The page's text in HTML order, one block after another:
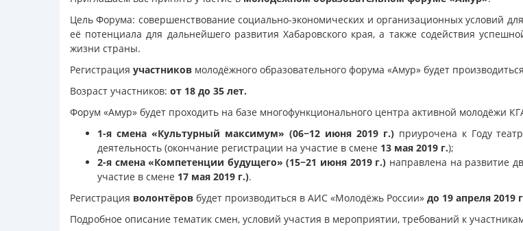
Цель Форума: совершенствование социально-экономических и организационных условий
её потенциала для дальнейшего развития Хабаровского края, а также содействия
жизни страны.
Регистрация участников молодёжного образовательного форума «Амур» будет
Возраст участников: от 18 до 35 лет.
Форум «Амур» будет проходить на базе многофункционального центра активной молодёжи
1-я смена «Культурный максимум» (06−12 июня 2019 г.)приурочена к Году
деятельность (окончание регистрации на участие в смене 13 мая 2019 г.);
2-я смена «Компетенции будущего» (15−21 июня 2019 г.) направлена на развитие
участие в смене 17 мая 2019 г.).
Регистрация волонтёров будет производиться в АИС «Молодёжь России» до 19 апреля 2019
Подробное описание тематик смен, условий участия в мероприятии, требований к